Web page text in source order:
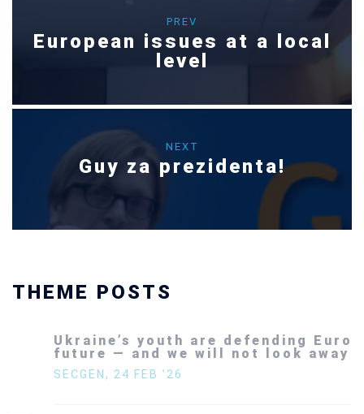
PREV
European issues at a local
level
NEXT
Guy za prezidenta!
THEME POSTS
Ukraine’s youth are defending Europe’s
future — and we will not look away
SECGEN,24 FEB ’26